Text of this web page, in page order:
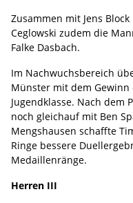
Zusammen mit Jens
Ceglowski zudem die
Falke Dasbach.
Im Nachwuchsbereich
Münster mit dem
Jugendklasse. Nach dem
noch gleichauf mit Ben
Mengshausen schaffte
Ringe bessere
Medaillenränge.
Herren III